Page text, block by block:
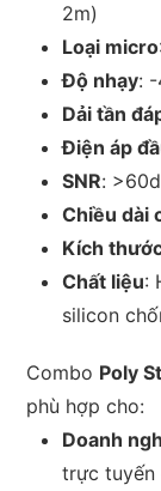
2m)
Loại micro
Độ nhạy:
Dải tần
Điện áp
SNR:
Chiều dài
Kích
Chất liệu:
silicon
Combo Poly
phù hợp cho:
Doanh
trực tuyến